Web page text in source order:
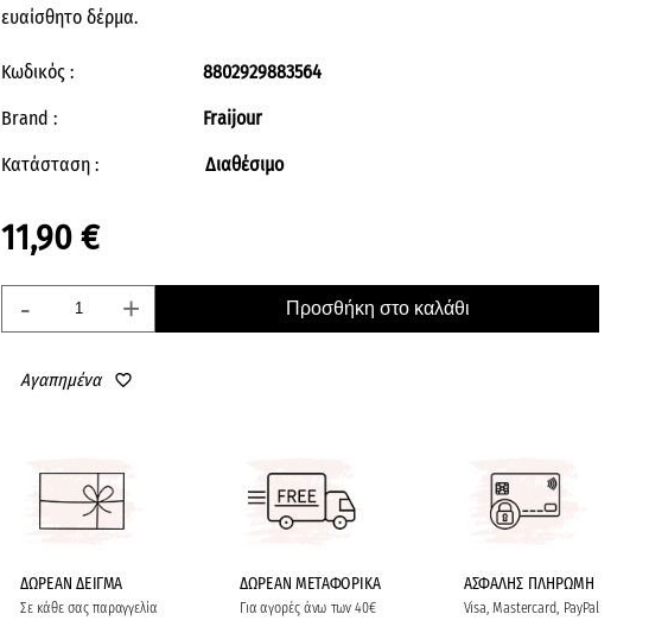
ευαίσθητο δέρμα.
Κωδικός : 8802929883564
Brand : Fraijour
Κατάσταση : Διαθέσιμο
11,90 €
- + Προσθήκη στο καλάθι
ΔΩΡΕΑΝ ΔΕΙΓΜΑ
Σε κάθε σας παραγγελία
ΔΩΡΕΑΝ ΜΕΤΑΦΟΡΙΚΑ
Για αγορές άνω των 40€
ΑΣΦΑΛΗΣ ΠΛΗΡΩΜΗ
Visa, Mastercard, PayPal
Αγαπημένα favorite_border